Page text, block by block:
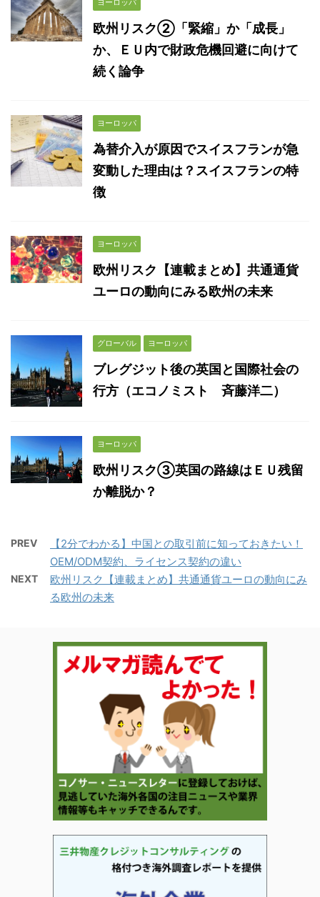
欧州リスク②「緊縮」か「成長」
か、ＥＵ内で財政危機回避に向けて
続く論争
ヨーロッパ
為替介入が原因でスイスフランが急
変動した理由は？スイスフランの特
徴
ヨーロッパ
欧州リスク【連載まとめ】共通通貨
ユーロの動向にみる欧州の未来
グローバル ヨーロッパ
ブレグジット後の英国と国際社会の
行方（エコノミスト 斉藤洋二）
ヨーロッパ
欧州リスク③英国の路線はＥＵ残留
か離脱か？
PREV
【2分でわかる】中国との取引前に知っておきたい！
OEM/ODM契約、ライセンス契約の違い
NEXT
欧州リスク【連載まとめ】共通通貨ユーロの動向にみ
る欧州の未来